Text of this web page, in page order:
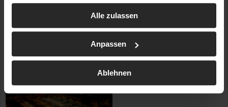
gesammelt haben.
Alle zulassen
Anpassen
Ablehnen